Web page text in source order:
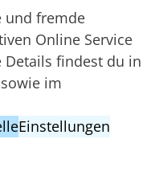
und fremde
Online Service
Details findest du in
sowie im
Einstellungen
Arbeitskleidung
mit RFID
– 2026